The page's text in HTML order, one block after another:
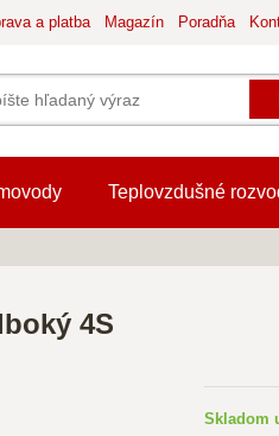
a platba Magazín Poradňa
Teplovzdušné
4S
Skladom